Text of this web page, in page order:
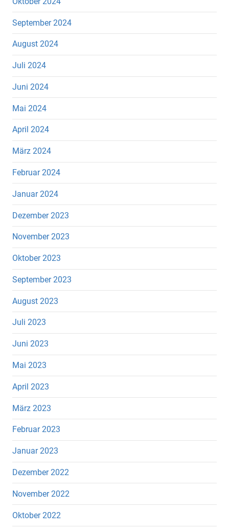
September 2024
August 2024
Juli 2024
Juni 2024
Mai 2024
April 2024
März 2024
Februar 2024
Januar 2024
Dezember 2023
November 2023
Oktober 2023
September 2023
August 2023
Juli 2023
Juni 2023
Mai 2023
April 2023
März 2023
Februar 2023
Januar 2023
Dezember 2022
November 2022
Oktober 2022